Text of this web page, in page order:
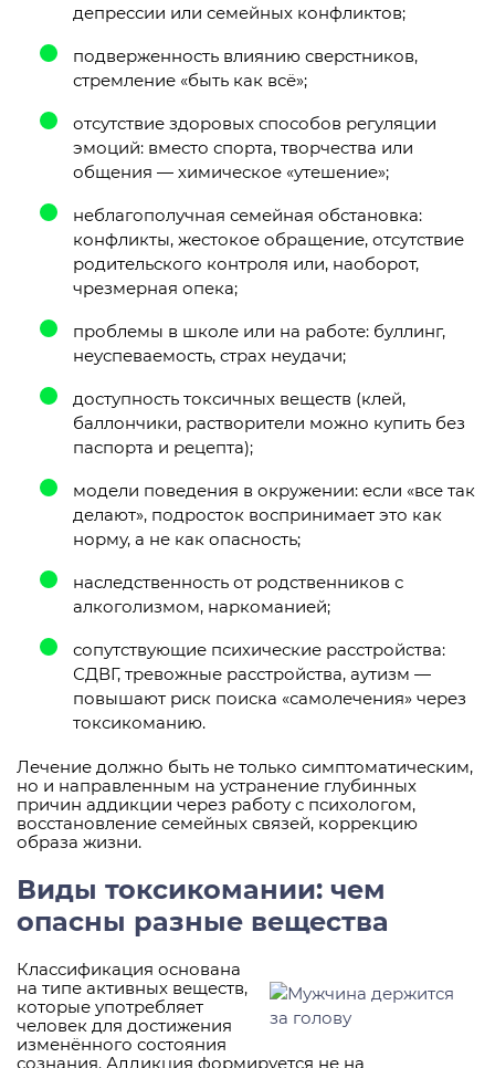
депрессии или семейных конфликтов;
подверженность влиянию сверстников,
стремление «быть как всё»;
отсутствие здоровых способов регуляции
эмоций: вместо спорта, творчества или
общения — химическое «утешение»;
неблагополучная семейная обстановка:
конфликты, жестокое обращение, отсутствие
родительского контроля или, наоборот,
чрезмерная опека;
проблемы в школе или на работе: буллинг,
неуспеваемость, страх неудачи;
доступность токсичных веществ (клей,
баллончики, растворители можно купить без
паспорта и рецепта);
модели поведения в окружении: если «все так
делают», подросток воспринимает это как
норму, а не как опасность;
наследственность от родственников с
алкоголизмом, наркоманией;
сопутствующие психические расстройства:
СДВГ, тревожные расстройства, аутизм —
повышают риск поиска «самолечения» через
токсикоманию.
Лечение должно быть не только симптоматическим,
но и направленным на устранение глубинных
причин аддикции через работу с психологом,
восстановление семейных связей, коррекцию
образа жизни.
Виды токсикомании: чем
опасны разные вещества
Классификация основана
на типе активных веществ,
которые употребляет
человек для достижения
изменённого состояния
сознания. Аддикция формируется не на